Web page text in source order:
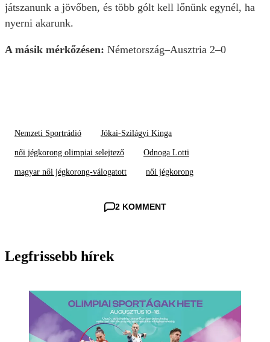
játszanunk a jövőben, és több gólt kell lőnünk egynél, ha
nyerni akarunk.
A másik mérkőzésen: Németország–Ausztria 2–0
Nemzeti Sportrádió Jókai-Szilágyi Kinga
női jégkorong olimpiai selejtező Odnoga Lotti
magyar női jégkorong-válogatott női jégkorong
2 KOMMENT
Legfrissebb hírek